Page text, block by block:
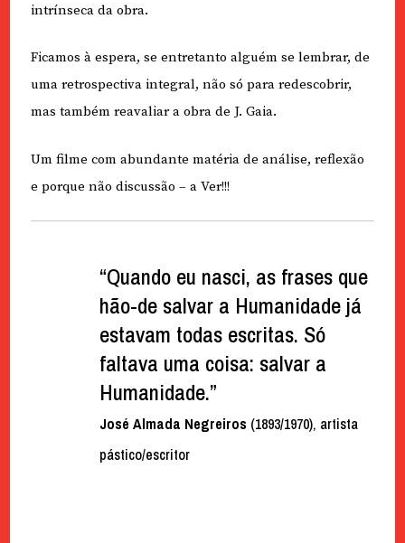
intrínseca da obra.
Ficamos à espera, se entretanto alguém se lembrar, de
uma retrospectiva integral, não só para redescobrir,
mas também reavaliar a obra de J. Gaia.
Um filme com abundante matéria de análise, reflexão
e porque não discussão – a Ver!!!
“Quando eu nasci, as frases que
hão-de salvar a Humanidade já
estavam todas escritas. Só
faltava uma coisa: salvar a
Humanidade.”
José Almada Negreiros (1893/1970), artista
pástico/escritor